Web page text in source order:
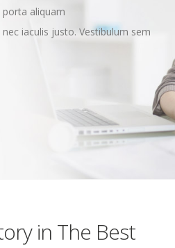
aliquam
iaculis justo. Vestibulum sem
in The Best